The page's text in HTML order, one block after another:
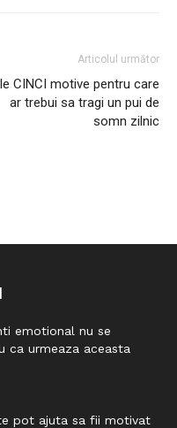
Articolul următor
CINCI motive pentru care
ar trebui sa tragi un pui de
somn zilnic
emotional nu se
ca urmeaza aceasta
pot ajuta sa fii motivat